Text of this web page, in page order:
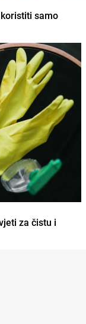
samo
za čistu i